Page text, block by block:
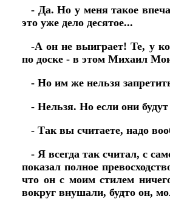
- Да. Но у меня такое
это уже дело десятое...
-А он не выиграет! Те, у
по доске - в этом Михаил
- Но им же нельзя
- Нельзя. Но если они
- Так вы считаете, надо
- Я всегда так считал, с
показал полное
что он с моим стилем
вокруг внушали, будто он,